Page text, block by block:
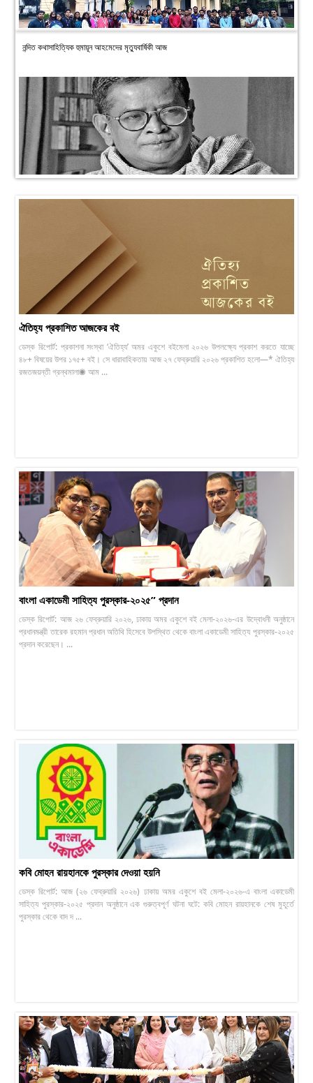
নন্দিত কথাসাহিত্যিক হুমায়ূন আহমেদের মৃত্যুবার্ষিকী আজ
ঐতিহ্য প্রকাশিত আজকের বই
ডেস্ক রিপোর্ট: প্রকাশনা সংস্থা ‘ঐতিহ্য’ অমর একুশে বইমেলা ২০২৬ উপলক্ষ্যে প্রকাশ করতে যাচ্ছে
৪৮+ বিষয়ের উপর ১৭৫+ বই। সে ধারাবাহিকতায় আজ ২৭ ফেব্রুয়ারি ২০২৬ প্রকাশিত হলো—* ঐতিহ্য
রজতজয়ন্তী গ্রন্থমালা◉ আম ...
বাংলা একাডেমী সাহিত্য পুরস্কার-২০২৫” প্রদান
ডেস্ক রিপোর্ট: আজ ২৬ ফেব্রুয়ারি ২০২৬, ঢাকায় অমর একুশে বই মেলা-২০২৬-এর উদ্বোধনী অনুষ্ঠানে
প্রধানমন্ত্রী তারেক রহমান প্রধান অতিথি হিসেবে উপস্থিত থেকে বাংলা একাডেমী সাহিত্য পুরস্কার-২০২৫
প্রদান করেছেন। ...
কবি মোহন রায়হানকে পুরস্কার দেওয়া হয়নি
ডেস্ক রিপোর্ট: আজ (২৬ ফেব্রুয়ারি ২০২৬) ঢাকায় অমর একুশে বই মেলা-২০২৬-এ বাংলা একাডেমী
সাহিত্য পুরস্কার-২০২৫ প্রদান অনুষ্ঠানে এক গুরুত্বপূর্ণ ঘটনা ঘটে: কবি মোহন রায়হানকে শেষ মুহূর্তে
পুরস্কার থেকে বাদ দ ...